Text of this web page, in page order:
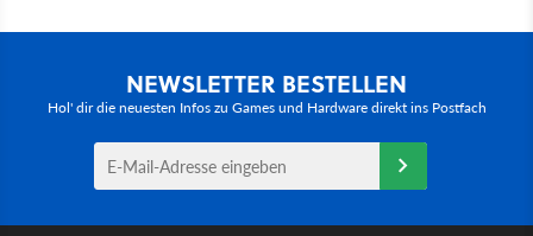
NEWSLETTER BESTELLEN
Hol' dir die neuesten Infos zu Games und Hardware direkt ins Postfach